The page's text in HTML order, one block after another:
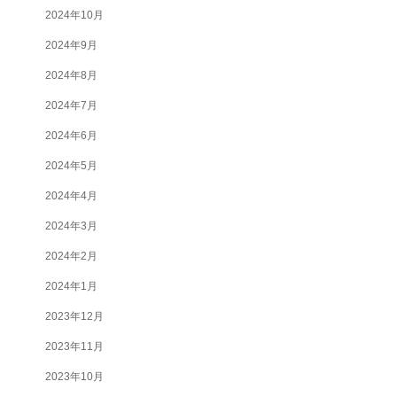
2024年10月
2024年9月
2024年8月
2024年7月
2024年6月
2024年5月
2024年4月
2024年3月
2024年2月
2024年1月
2023年12月
2023年11月
2023年10月